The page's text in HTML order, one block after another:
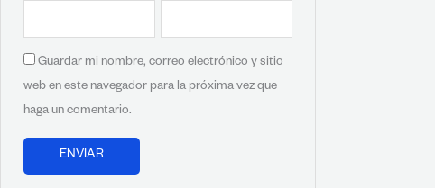
Guardar mi nombre, correo electrónico y sitio
web en este navegador para la próxima vez que
haga un comentario.